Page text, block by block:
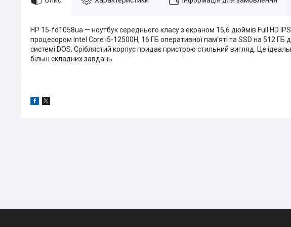
HP 15-fd1058ua — ноутбук середнього класу з екраном 15,6 дюймів Full HD
процесором Intel Core i5-12500H, 16 ГБ оперативної пам'яті та SSD на 512 ГБ
системі DOS. Сріблястий корпус придає пристрою стильний вигляд. Це
більш складних завдань.